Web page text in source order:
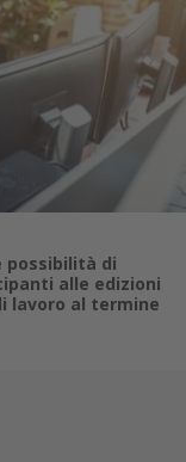
possibilità di
alle edizioni
lavoro al termine